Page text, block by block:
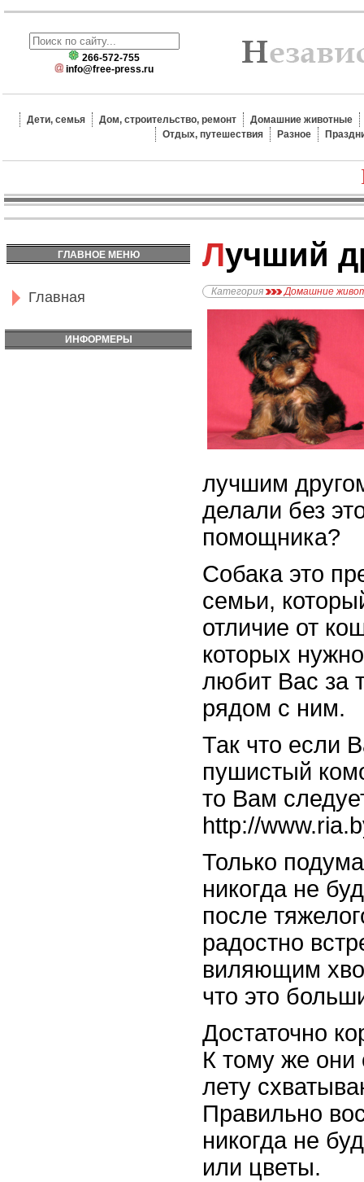
266-572-755
info@free-press.ru
Дети, семья Дом, строительство, ремонт
Домашние животные
Отдых, путешествия
Разное
ГЛАВНОЕ МЕНЮ
Главная
ИНФОРМЕРЫ
Лучший
Категория Домашние
лучшим
делали без
помощника?
Собака это
семьи,
отличие от
которых
любит Вас за
рядом с ним.
Так что если
пушистый
то Вам
http://
Только
никогда не
после
радостно
виляющим
что это
Достаточно
К тому же
лету
Правильно
никогда не
или цветы.